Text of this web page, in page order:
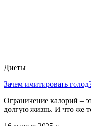
Диеты
Зачем имитировать
Ограничение калорий –
долгую жизнь. И что же